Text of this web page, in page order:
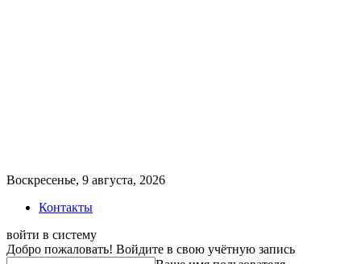
Воскресенье, 9 августа, 2026
Контакты
войти в систему
Добро пожаловать! Войдите в свою учётную запись